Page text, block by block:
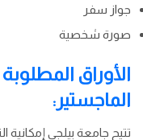
جواز سفر
صورة شخصية
الأوراق
الماجستير:
تتيح جامعة بيلجي